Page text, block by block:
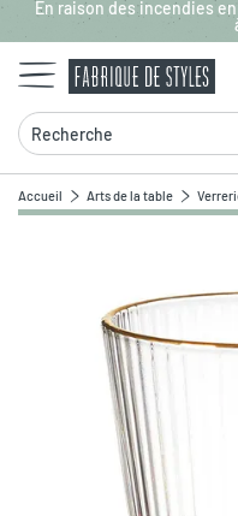
Aller au contenu principal
En raison des incendies
Recherche
Accueil Arts de la table
Zoomer sur l'image